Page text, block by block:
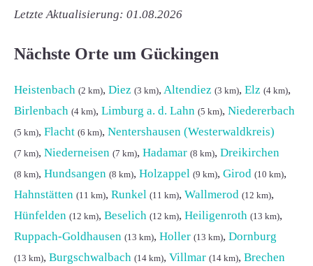
Letzte Aktualisierung: 01.08.2026
Nächste Orte um Gückingen
Heistenbach (2 km), Diez (3 km), Altendiez (3 km), Elz (4 km),
Birlenbach (4 km), Limburg a. d. Lahn (5 km), Niedererbach
(5 km), Flacht (6 km), Nentershausen (Westerwaldkreis)
(7 km), Niederneisen (7 km), Hadamar (8 km), Dreikirchen
(8 km), Hundsangen (8 km), Holzappel (9 km), Girod (10 km),
Hahnstätten (11 km), Runkel (11 km), Wallmerod (12 km),
Hünfelden (12 km), Beselich (12 km), Heiligenroth (13 km),
Ruppach-Goldhausen (13 km), Holler (13 km), Dornburg
(13 km), Burgschwalbach (14 km), Villmar (14 km), Brechen